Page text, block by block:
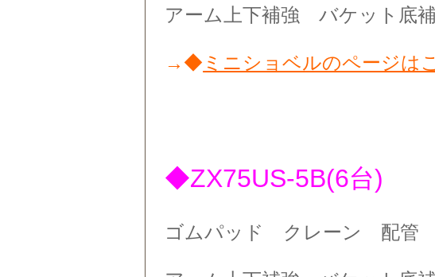
アーム上下補強 バケット底
→◆ ミニショベルのページは
◆ZX75US-5B(6台)
ゴムパッド クレーン 配